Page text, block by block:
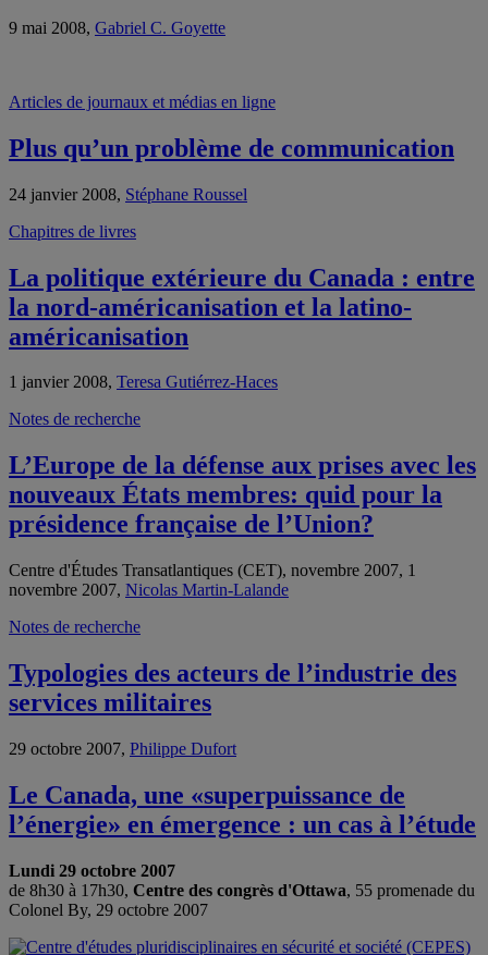
9 mai 2008, Gabriel C. Goyette
Articles de journaux et médias en ligne
Plus qu’un problème de communication
24 janvier 2008, Stéphane Roussel
Chapitres de livres
La politique extérieure du Canada : entre
la nord-américanisation et la latino-
américanisation
1 janvier 2008, Teresa Gutiérrez-Haces
Notes de recherche
L’Europe de la défense aux prises avec les
nouveaux États membres: quid pour la
présidence française de l’Union?
Centre d'Études Transatlantiques (CET), novembre 2007, 1
novembre 2007, Nicolas Martin-Lalande
Notes de recherche
Typologies des acteurs de l’industrie des
services militaires
29 octobre 2007, Philippe Dufort
Le Canada, une «superpuissance de
l’énergie» en émergence : un cas à l’étude
Lundi 29 octobre 2007
de 8h30 à 17h30, Centre des congrès d'Ottawa, 55 promenade du
Colonel By, 29 octobre 2007